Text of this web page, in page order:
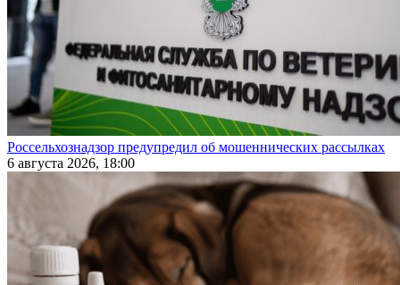
Россельхознадзор предупредил об мошеннических рассылках
6 августа 2026, 18:00